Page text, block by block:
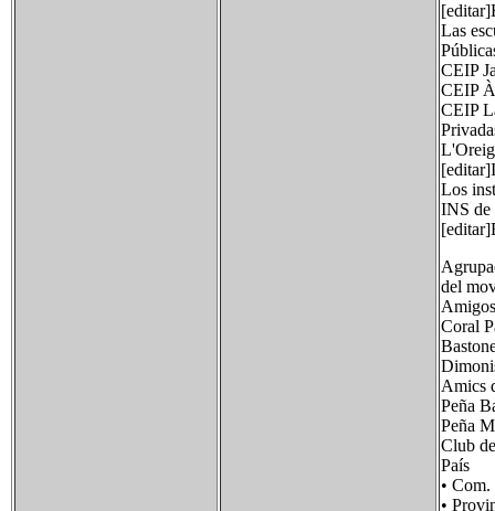
Las
CEIP
CEIP
CEIP
L'Oreig
Los
INS de
del
Coral
Amics
Peña
Peña
Club
País
•
•